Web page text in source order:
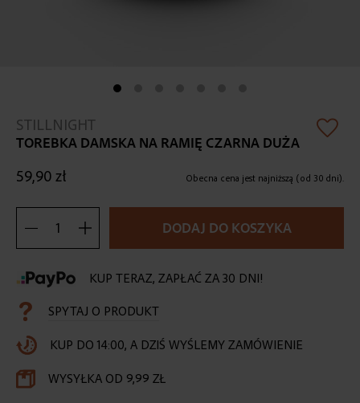
images
gallery
STILLNIGHT
TOREBKA DAMSKA NA RAMIĘ CZARNA DUŻA
Obecna cena jest najniższą (od 30 dni).
59,90 zł
DODAJ DO KOSZYKA
KUP TERAZ, ZAPŁAĆ ZA 30 DNI!
SPYTAJ O PRODUKT
KUP DO 14:00, A DZIŚ WYŚLEMY ZAMÓWIENIE
WYSYŁKA OD 9,99 ZŁ